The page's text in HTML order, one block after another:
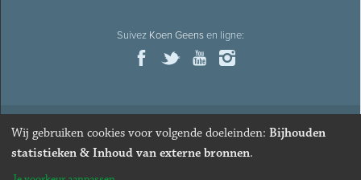
Suivez Koen Geensen ligne:
© 2026Ancien ministre et député honoraire
Wij gebruiken cookies voor volgende doeleinden: Bijhouden
statistieken & Inhoud van externe bronnen.